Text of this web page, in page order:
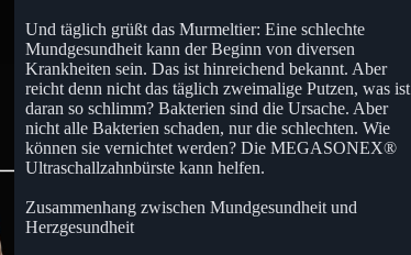
Und täglich grüßt das Murmeltier: Eine schlechte
Mundgesundheit kann der Beginn von diversen
Krankheiten sein. Das ist hinreichend bekannt. Aber
reicht denn nicht das täglich zweimalige Putzen, was ist
daran so schlimm? Bakterien sind die Ursache. Aber
nicht alle Bakterien schaden, nur die schlechten. Wie
können sie vernichtet werden? Die MEGASONEX®
Ultraschallzahnbürste kann helfen.
Zusammenhang zwischen Mundgesundheit und
Herzgesundheit